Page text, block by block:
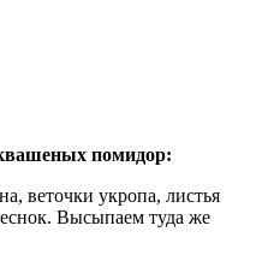
помидор:
веточки укропа, листья
Высыпаем туда же